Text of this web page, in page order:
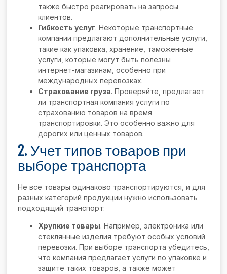
также быстро реагировать на запросы
клиентов.
Гибкость услуг. Некоторые транспортные
компании предлагают дополнительные услуги,
такие как упаковка, хранение, таможенные
услуги, которые могут быть полезны
интернет-магазинам, особенно при
международных перевозках.
Страхование груза. Проверяйте, предлагает
ли транспортная компания услуги по
страхованию товаров на время
транспортировки. Это особенно важно для
дорогих или ценных товаров.
2. Учет типов товаров при
выборе транспорта
Не все товары одинаково транспортируются, и для
разных категорий продукции нужно использовать
подходящий транспорт:
Хрупкие товары. Например, электроника или
стеклянные изделия требуют особых условий
перевозки. При выборе транспорта убедитесь,
что компания предлагает услуги по упаковке и
защите таких товаров, а также может